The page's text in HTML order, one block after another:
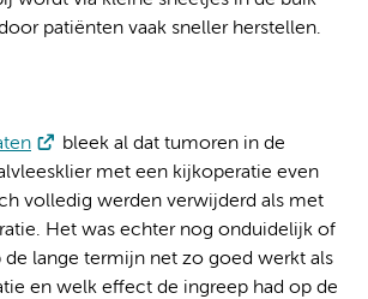
patiënten vaak sneller herstellen.
bleek al dat tumoren in de
met een kijkoperatie even
volledig werden verwijderd als met
Het was echter nog onduidelijk of
lange termijn net zo goed werkt als
en welk effect de ingreep had op de